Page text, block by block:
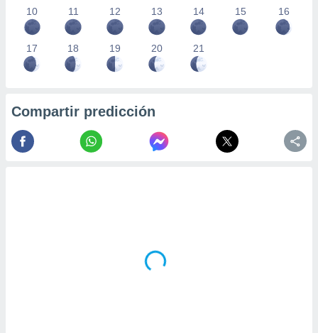
10 11 12 13 14 15 16
17 18 19 20 21
Compartir predicción